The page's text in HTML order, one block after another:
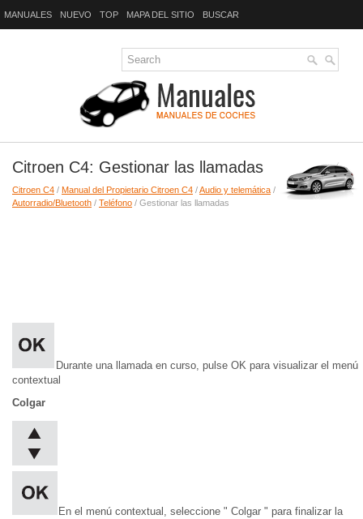
MANUALES NUEVO TOP MAPA DEL SITIO BUSCAR
Citroen C4: Gestionar las llamadas
Citroen C4 / Manual del Propietario Citroen C4 /Audio y telemática /
Autorradio/Bluetooth / Teléfono / Gestionar las llamadas
Durante una llamada en curso, pulse OK para visualizar el menú
contextual
Colgar
En el menú contextual, seleccione " Colgar " para finalizar la